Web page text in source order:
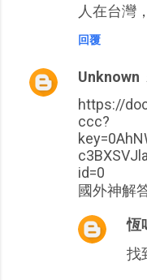
人在台灣
回覆
Unknown
https://
ccc?
id=0
國外神解
恆
找